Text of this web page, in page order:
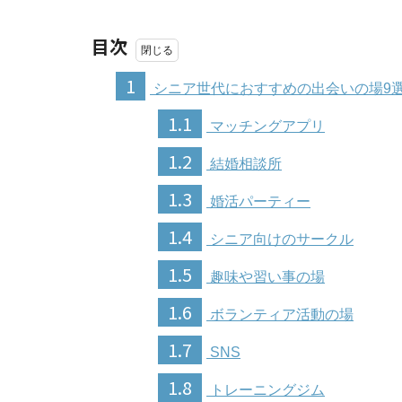
目次
1
シニア世代におすすめの出会いの場9
1.1 マッチングアプリ
1.2 結婚相談所
1.3 婚活パーティー
1.4 シニア向けのサークル
1.5 趣味や習い事の場
1.6 ボランティア活動の場
1.7 SNS
1.8 トレーニングジム